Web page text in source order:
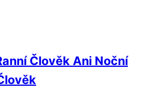
Člověk Ani Noční